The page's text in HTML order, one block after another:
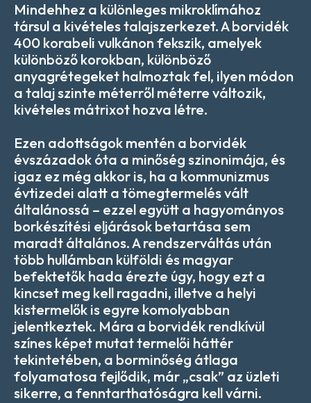
Mindehhez a különleges mikroklímához
társul a kivételes talajszerkezet. A borvidék
400 korabeli vulkánon fekszik, amelyek
különböző korokban, különböző
anyagrétegeket halmoztak fel, ilyen módon
a talaj szinte méterről méterre változik,
kivételes mátrixot hozva létre.
Ezen adottságok mentén a borvidék
évszázadok óta a minőség szinonimája, és
igaz ez még akkor is, ha a kommunizmus
évtizedei alatt a tömegtermelés vált
általánossá – ezzel együtt a hagyományos
borkészítési eljárások betartása sem
maradt általános. A rendszerváltás után
több hullámban külföldi és magyar
befektetők hada érezte úgy, hogy ezt a
kincset meg kell ragadni, illetve a helyi
kistermelők is egyre komolyabban
jelentkeztek. Mára a borvidék rendkívül
színes képet mutat termelői háttér
tekintetében, a borminőség átlaga
folyamatosa fejlődik, már „csak” az üzleti
sikerre, a fenntarthatóságra kell várni.